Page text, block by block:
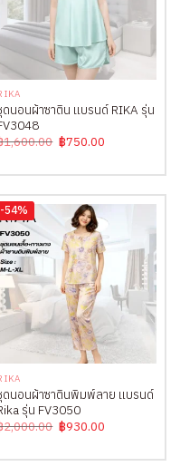
ดนอนผ้าซาติน แบรนด์ RIKA รุ่น
1,600.00 Original
price
฿1,600.00.
฿750.00
฿750.00.
-54%
ดนอนผ้าซาตินพิมพ์ลาย แบรนด์
รุ่น FV3050
2,000.00 Original
price
฿2,000.00.
฿930.00
฿930.00.